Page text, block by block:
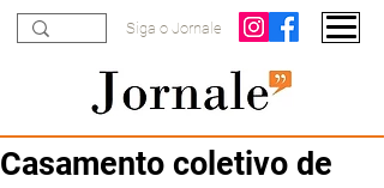
Siga o Jornale
Casamento coletivo de